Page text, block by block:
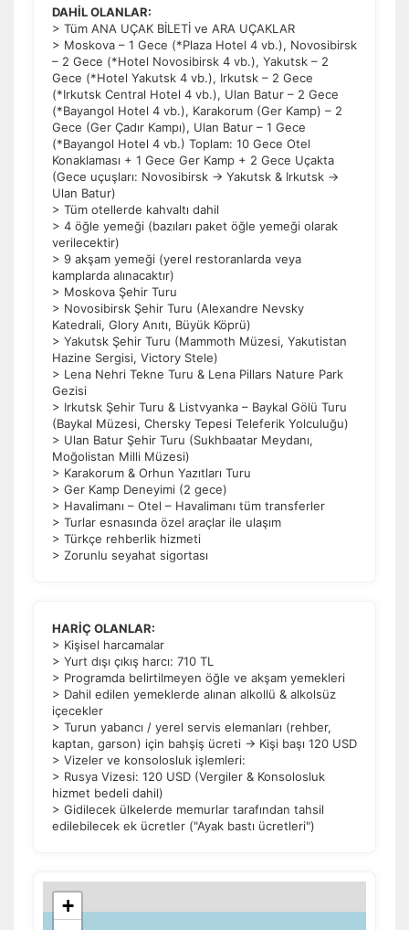
DAHİL OLANLAR:
> Tüm ANA UÇAK BİLETİ ve ARA UÇAKLAR
> Moskova – 1 Gece (*Plaza Hotel 4 vb.), Novosibirsk
– 2 Gece (*Hotel Novosibirsk 4 vb.), Yakutsk – 2
Gece (*Hotel Yakutsk 4 vb.), Irkutsk – 2 Gece
(*Irkutsk Central Hotel 4 vb.), Ulan Batur – 2 Gece
(*Bayangol Hotel 4 vb.), Karakorum (Ger Kamp) – 2
Gece (Ger Çadır Kampı), Ulan Batur – 1 Gece
(*Bayangol Hotel 4 vb.) Toplam: 10 Gece Otel
Konaklaması + 1 Gece Ger Kamp + 2 Gece Uçakta
(Gece uçuşları: Novosibirsk → Yakutsk & Irkutsk →
Ulan Batur)
> Tüm otellerde kahvaltı dahil
> 4 öğle yemeği (bazıları paket öğle yemeği olarak
verilecektir)
> 9 akşam yemeği (yerel restoranlarda veya
kamplarda alınacaktır)
> Moskova Şehir Turu
> Novosibirsk Şehir Turu (Alexandre Nevsky
Katedrali, Glory Anıtı, Büyük Köprü)
> Yakutsk Şehir Turu (Mammoth Müzesi, Yakutistan
Hazine Sergisi, Victory Stele)
> Lena Nehri Tekne Turu & Lena Pillars Nature Park
Gezisi
> Irkutsk Şehir Turu & Listvyanka – Baykal Gölü Turu
(Baykal Müzesi, Chersky Tepesi Teleferik Yolculuğu)
> Ulan Batur Şehir Turu (Sukhbaatar Meydanı,
Moğolistan Milli Müzesi)
> Karakorum & Orhun Yazıtları Turu
> Ger Kamp Deneyimi (2 gece)
> Havalimanı – Otel – Havalimanı tüm transferler
> Turlar esnasında özel araçlar ile ulaşım
> Türkçe rehberlik hizmeti
> Zorunlu seyahat sigortası
HARİÇ OLANLAR:
> Kişisel harcamalar
> Yurt dışı çıkış harcı: 710 TL
> Programda belirtilmeyen öğle ve akşam yemekleri
> Dahil edilen yemeklerde alınan alkollü & alkolsüz
içecekler
> Turun yabancı / yerel servis elemanları (rehber,
kaptan, garson) için bahşiş ücreti → Kişi başı 120 USD
> Vizeler ve konsolosluk işlemleri:
> Rusya Vizesi: 120 USD (Vergiler & Konsolosluk
hizmet bedeli dahil)
> Gidilecek ülkelerde memurlar tarafından tahsil
edilebilecek ek ücretler ("Ayak bastı ücretleri")
+